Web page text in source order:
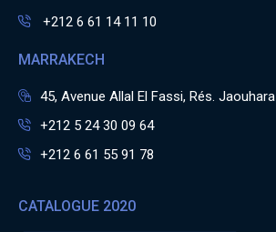
+212 6 61 14 11 10
MARRAKECH
45, Avenue Allal El Fassi, Rés. Jaouhara
+212 5 24 30 09 64
+212 6 61 55 91 78
CATALOGUE 2020